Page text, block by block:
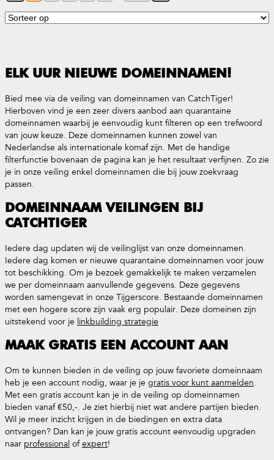
ELK UUR NIEUWE DOMEINNAMEN!
Bied mee via de veiling van domeinnamen van CatchTiger!
Hierboven vind je een zeer divers aanbod aan quarantaine
domeinnamen waarbij je eenvoudig kunt filteren op een trefwoord
van jouw keuze. Deze domeinnamen kunnen zowel van
Nederlandse als internationale komaf zijn. Met de handige
filterfunctie bovenaan de pagina kan je het resultaat verfijnen. Zo zie
je in onze veiling enkel domeinnamen die bij jouw zoekvraag
passen.
DOMEINNAAM VEILINGEN BIJ
CATCHTIGER
Iedere dag updaten wij de veilinglijst van onze domeinnamen.
Iedere dag komen er nieuwe quarantaine domeinnamen voor jouw
tot beschikking. Om je bezoek gemakkelijk te maken verzamelen
we per domeinnaam aanvullende gegevens. Deze gegevens
worden samengevat in onze Tijgerscore. Bestaande domeinnamen
met een hogere score zijn vaak erg populair. Deze domeinen zijn
uitstekend voor je linkbuilding strategie
MAAK GRATIS EEN ACCOUNT AAN
Om te kunnen bieden in de veiling op jouw favoriete domeinnaam
heb je een account nodig, waar je je gratis voor kunt aanmelden.
Met een gratis account kan je in de veiling op domeinnamen
bieden vanaf €50,-. Je ziet hierbij niet wat andere partijen bieden.
Wil je meer inzicht krijgen in de biedingen en extra data
ontvangen? Dan kan je jouw gratis account eenvoudig upgraden
naar professional ofexpert!